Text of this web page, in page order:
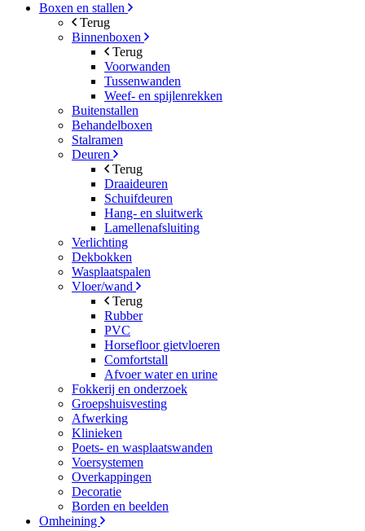
Boxen en stallen
Terug
Binnenboxen
Terug
Voorwanden
Tussenwanden
Weef- en spijlenrekken
Buitenstallen
Behandelboxen
Stalramen
Deuren
Terug
Draaideuren
Schuifdeuren
Hang- en sluitwerk
Lamellenafsluiting
Verlichting
Dekbokken
Wasplaatspalen
Vloer/wand
Terug
Rubber
PVC
Horsefloor gietvloeren
Comfortstall
Afvoer water en urine
Fokkerij en onderzoek
Groepshuisvesting
Afwerking
Klinieken
Poets- en wasplaatswanden
Voersystemen
Overkappingen
Decoratie
Borden en beelden
Omheining